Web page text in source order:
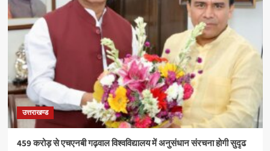
उत्तराखण्ड
459 करोड़ से एचएनबी गढ़वाल विश्वविद्यालय में अनुसंधान संरचना होगी सुदृढ